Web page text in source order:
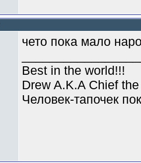
чето пока мало
Best in the world!!!
Drew A.K.A Chief
Человек-тапочек